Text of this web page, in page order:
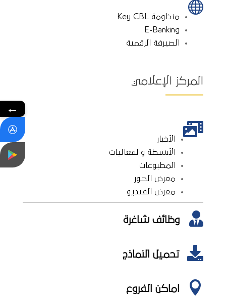

منظومة Key CBL
E-Banking
الصيرفة الرقمية
المركز الإعلامي

الأخبار
الأنشطة والفعاليات
المطبوعات
معرض الصور
معرض الفيديو
 وظائف شاغرة
 تحميل النماذج
 اماكن الفروع
←